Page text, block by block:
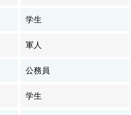
学生
軍人
公務員
学生